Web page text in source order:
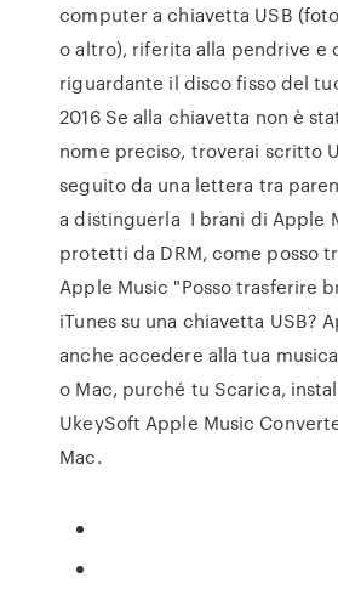
computer a chiavetta USB
o altro), riferita alla pendrive e
riguardante il disco fisso del
2016 Se alla chiavetta non è
nome preciso, troverai scritto
seguito da una lettera tra
a distinguerla I brani di Apple
protetti da DRM, come posso
Apple Music "Posso trasferire
iTunes su una chiavetta USB?
anche accedere alla tua
o Mac, purché tu Scarica,
UkeySoft Apple Music
Mac.